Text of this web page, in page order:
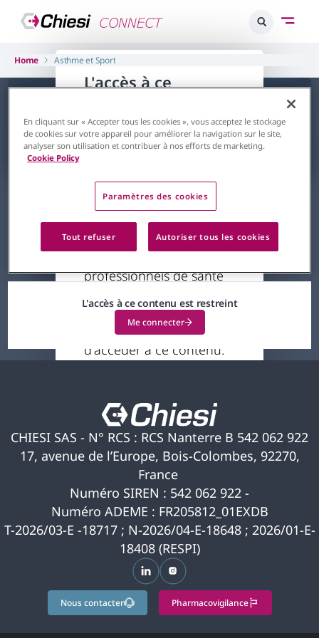
Home Asthme et Sport
L'accès à ce
restreint
Retour à la page d'accueil
Le contenu auquel vous
essayez d'accéder est
réservé aux
professionnels de santé
Votre profil actuel ne
vous permet pas
d'accéder à ce contenu.
nous contacter pour
obtenir de l'aide.
Asthme
Asthme et Sport
L'accès à ce contenu est restreint
Me connecter
CHIESI SAS - N° RCS : RCS Nanterre B 542 062 922
17, avenue de l’Europe, Bois-Colombes, 92270,
France
Numéro SIREN : 542 062 922 -
Numéro ADEME : FR205812_01EXDB
T-2026/03-E -18717 ; N-2026/04-E-18648 ; 2026/01-E-
18408 (RESPI)
s’ouvre dans un nouvel onglet
s’ouvre dans un nouvel
Nous contacter Pharmacovigilance
En cliquant sur « Accepter tous les cookies », vous acceptez le stockage
de cookies sur votre appareil pour améliorer la navigation sur le site,
analyser son utilisation et contribuer à nos efforts de marketing.
Cookie Policy
Paramètres des cookies
Tout refuser Autoriser tous les cookies